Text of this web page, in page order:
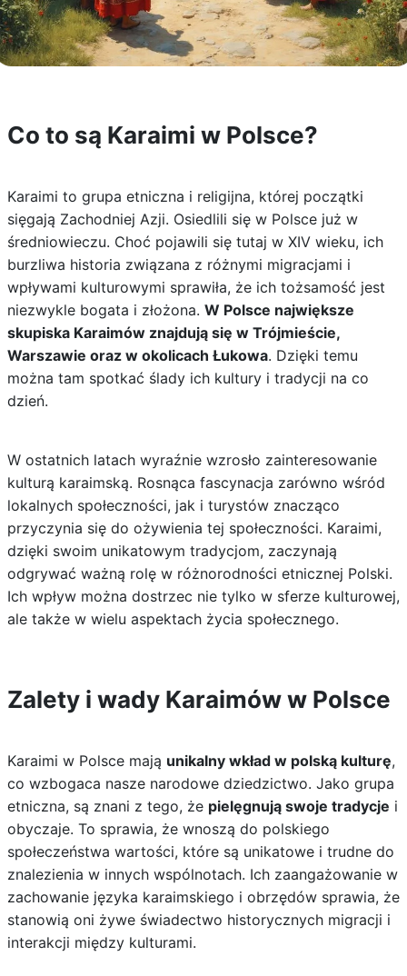
Co to są Karaimi w Polsce?
Karaimi to grupa etniczna i religijna, której początki
sięgają Zachodniej Azji. Osiedlili się w Polsce już w
średniowieczu. Choć pojawili się tutaj w XIV wieku, ich
burzliwa historia związana z różnymi migracjami i
wpływami kulturowymi sprawiła, że ich tożsamość jest
niezwykle bogata i złożona. W Polsce największe
skupiska Karaimów znajdują się w Trójmieście,
Warszawie oraz w okolicach Łukowa. Dzięki temu
można tam spotkać ślady ich kultury i tradycji na co
dzień.
W ostatnich latach wyraźnie wzrosło zainteresowanie
kulturą karaimską. Rosnąca fascynacja zarówno wśród
lokalnych społeczności, jak i turystów znacząco
przyczynia się do ożywienia tej społeczności. Karaimi,
dzięki swoim unikatowym tradycjom, zaczynają
odgrywać ważną rolę w różnorodności etnicznej Polski.
Ich wpływ można dostrzec nie tylko w sferze kulturowej,
ale także w wielu aspektach życia społecznego.
Zalety i wady Karaimów w Polsce
Karaimi w Polsce mają unikalny wkład w polską kulturę,
co wzbogaca nasze narodowe dziedzictwo. Jako grupa
etniczna, są znani z tego, że pielęgnują swoje tradycje i
obyczaje. To sprawia, że wnoszą do polskiego
społeczeństwa wartości, które są unikatowe i trudne do
znalezienia w innych wspólnotach. Ich zaangażowanie w
zachowanie języka karaimskiego i obrzędów sprawia, że
stanowią oni żywe świadectwo historycznych migracji i
interakcji między kulturami.